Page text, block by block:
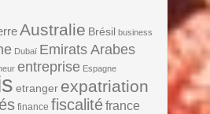
Australie Brésil business
Dubaï Emirats Arabes
entreprise Espagne
etranger expatriation
finance fiscalitéfrance